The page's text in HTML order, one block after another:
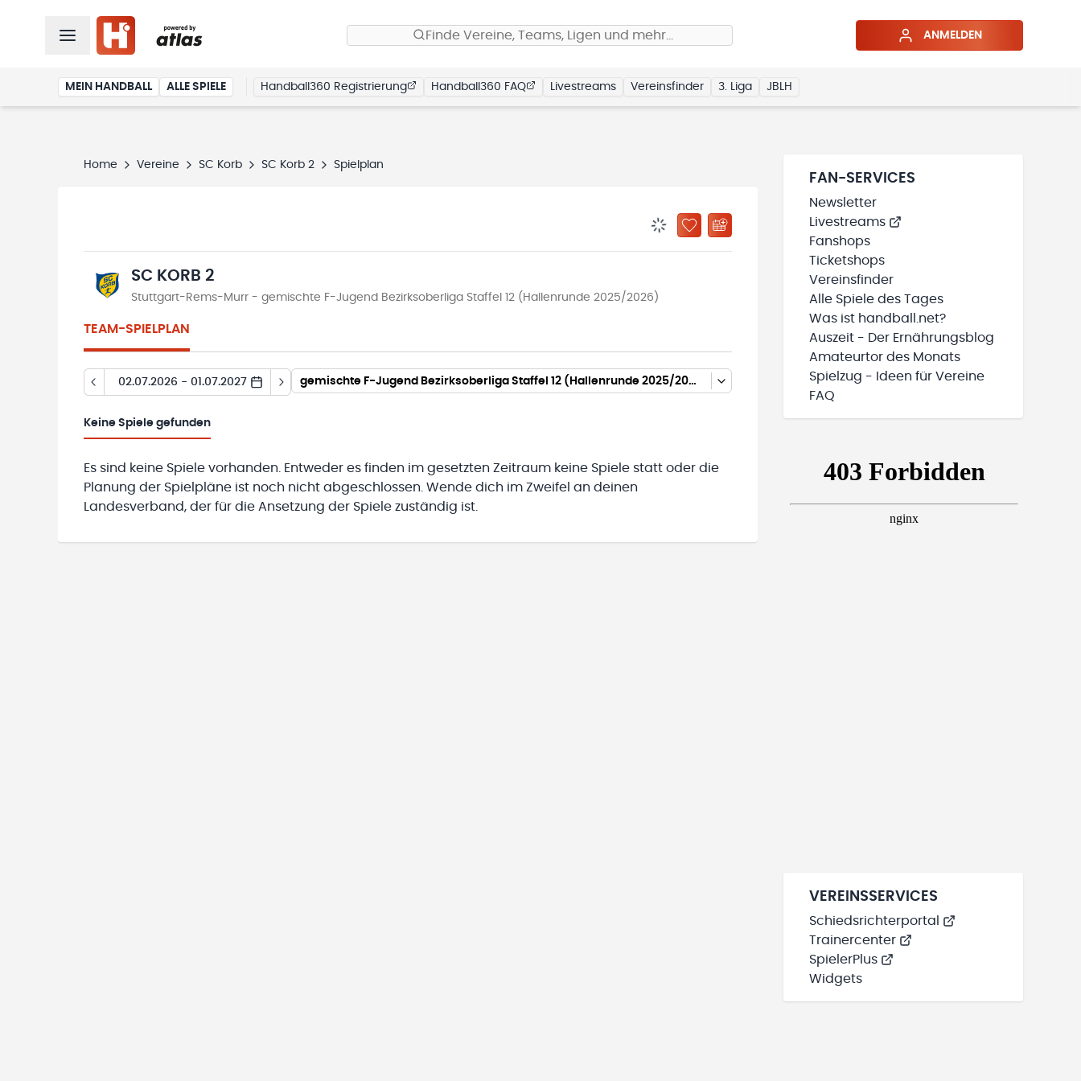
Finde Vereine, Teams, Ligen und mehr… ANMELDEN
MEIN HANDBALL ALLE SPIELE Handball360 Registrierung Handball360 FAQ Livestreams Vereinsfinder 3. Liga JBLH
Home Vereine SC Korb SC Korb 2 Spielplan
BENACHRICHTIGUNGSSTATUS WIRD GELADEN
ZU „MEINE TEAMS“ HINZUFÜGEN
SC KORB 2
Stuttgart-Rems-Murr - gemischte F-Jugend Bezirksoberliga Staffel 12 (Hallenrunde 2025/2026)
TEAM-SPIELPLAN
02.07.2026 - 01.07.2027 gemischte F-Jugend Bezirksoberliga Staffel 12 (Hallenrunde 2025/2026)
Keine Spiele gefunden
Es sind keine Spiele vorhanden. Entweder es finden im gesetzten Zeitraum keine Spiele statt oder die
Planung der Spielpläne ist noch nicht abgeschlossen. Wende dich im Zweifel an deinen
Landesverband, der für die Ansetzung der Spiele zuständig ist.
FAN-SERVICES
Newsletter
Livestreams
Fanshops
Ticketshops
Vereinsfinder
Alle Spiele des Tages
Was ist handball.net?
Auszeit - Der Ernährungsblog
Amateurtor des Monats
Spielzug - Ideen für Vereine
FAQ
VEREINSSERVICES
Schiedsrichterportal
Trainercenter
SpielerPlus
Widgets